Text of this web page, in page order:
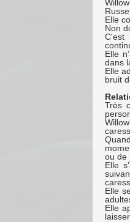
Elle
Non
C'est
Elle
dans
Elle
bruit
Très
ou de
Elle
Elle
Elle